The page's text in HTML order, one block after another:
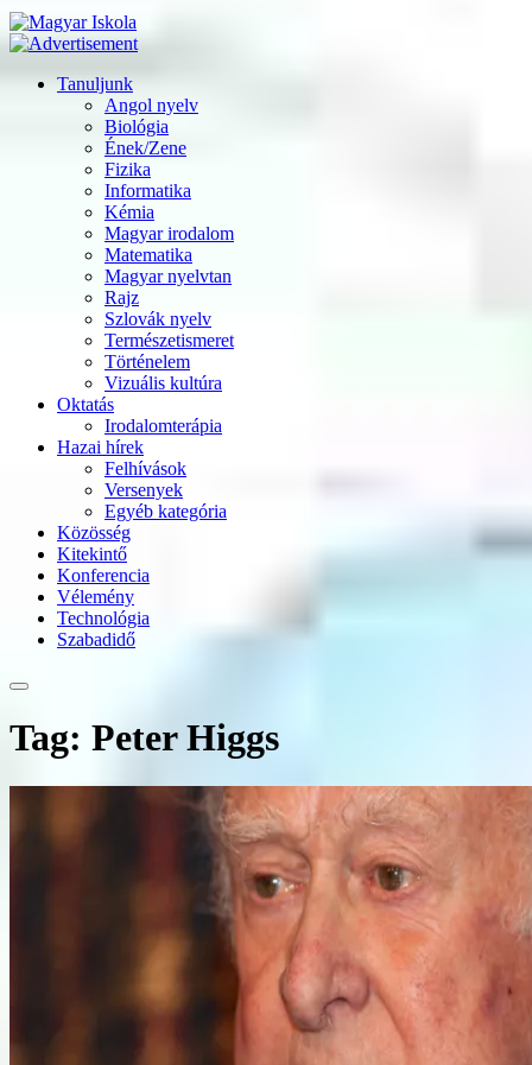
Tanuljunk
Angol nyelv
Biológia
Ének/Zene
Fizika
Informatika
Kémia
Magyar irodalom
Matematika
Magyar nyelvtan
Rajz
Szlovák nyelv
Természetismeret
Történelem
Vizuális kultúra
Oktatás
Irodalomterápia
Hazai hírek
Felhívások
Versenyek
Egyéb kategória
Közösség
Kitekintő
Konferencia
Vélemény
Technológia
Szabadidő
Tag: Peter Higgs